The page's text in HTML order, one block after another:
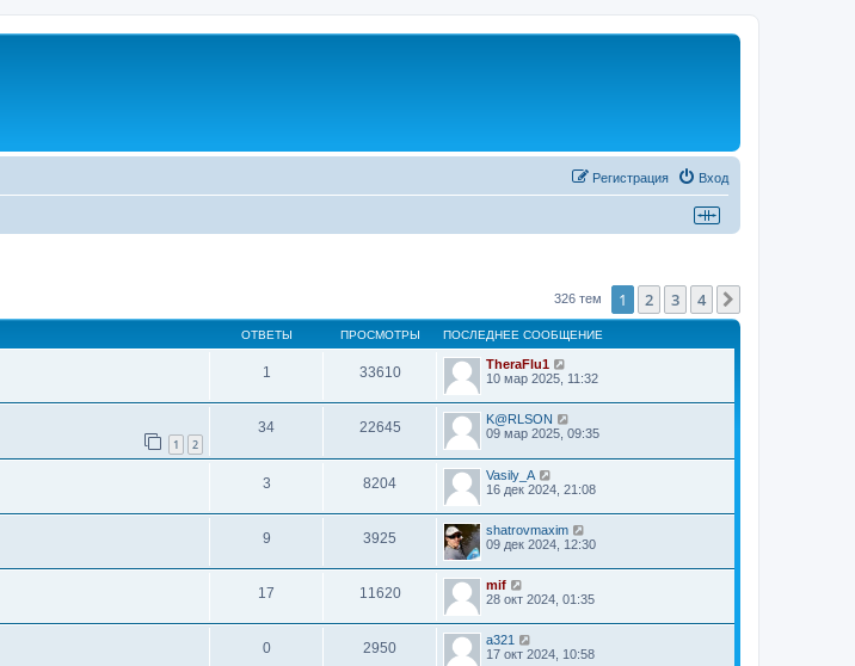
Вход
Регистрация
326 тем 1 2 3 4
ОТВЕТЫ ПРОСМОТРЫ ПОСЛЕДНЕЕ СООБЩЕНИЕ
1 33610
TheraFlu1
10 мар 2025, 11:32
1 2
34 22645
K@RLSON
09 мар 2025, 09:35
3 8204
Vasily_A
16 дек 2024, 21:08
9 3925
shatrovmaxim
09 дек 2024, 12:30
17 11620
mif
28 окт 2024, 01:35
0 2950
a321
17 окт 2024, 10:58